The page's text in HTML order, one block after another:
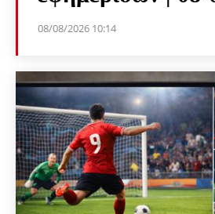
08/08/2026 10:14